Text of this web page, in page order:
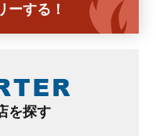
ーする！
を探す